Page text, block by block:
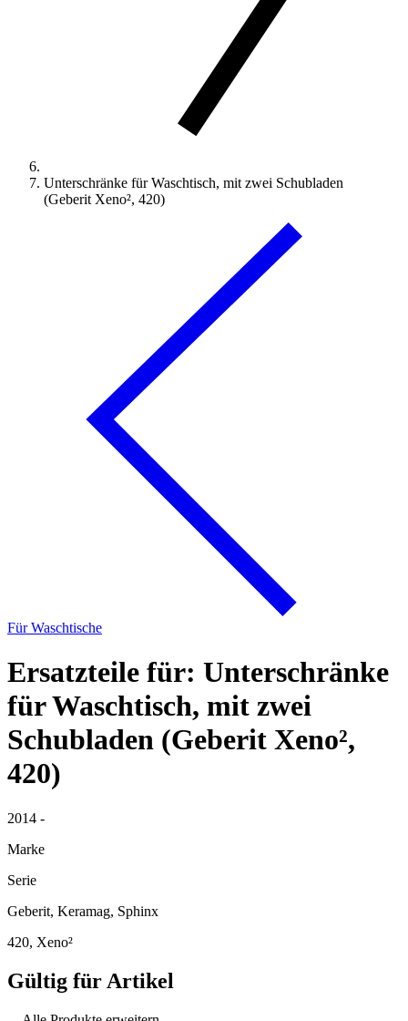
Unterschränke für Waschtisch, mit zwei Schubladen
(Geberit Xeno², 420)
Für Waschtische
Ersatzteile für: Unterschränke
für Waschtisch, mit zwei
Schubladen (Geberit Xeno²,
420)
2014 -
Marke
Serie
Geberit, Keramag, Sphinx
420, Xeno²
Gültig für Artikel